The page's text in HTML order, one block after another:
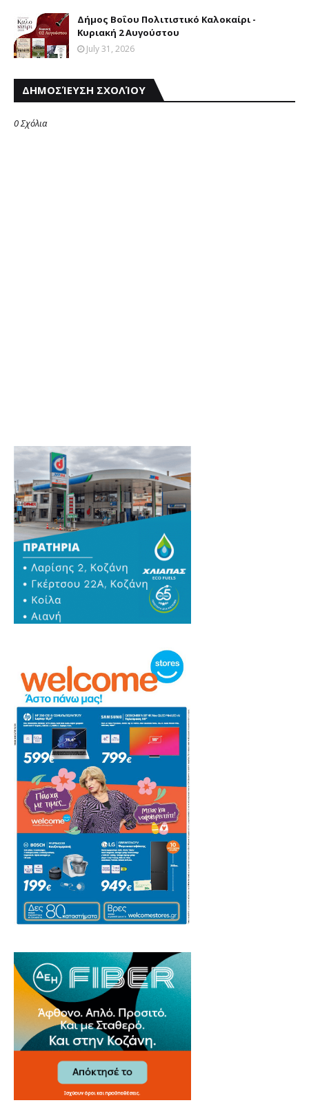
Δήμος Βοΐου Πολιτιστικό Καλοκαίρι -
Κυριακή 2 Αυγούστου
July 31, 2026
ΔΗΜΟΣΊΕΥΣΗ ΣΧΟΛΊΟΥ
0 Σχόλια